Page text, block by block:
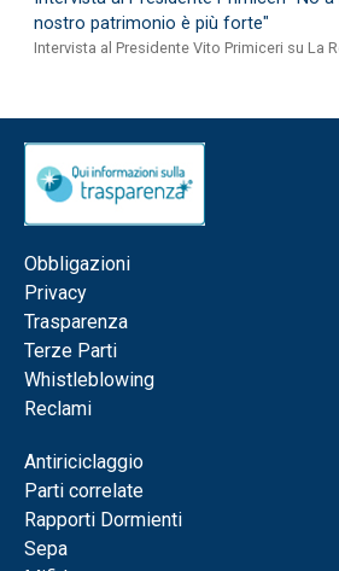
nostro patrimonio è più forte"
Intervista al Presidente Vito Primiceri su La
Obbligazioni
Privacy
Trasparenza
Terze Parti
Whistleblowing
Reclami
Antiriciclaggio
Parti correlate
Rapporti Dormienti
Sepa